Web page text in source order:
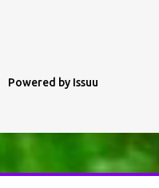
Powered by Issuu